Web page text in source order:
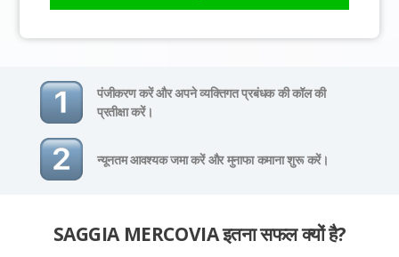
पंजीकरण करें और अपने व्यक्तिगत प्रबंधक की कॉल की
प्रतीक्षा करें।
न्यूनतम आवश्यक जमा करें और मुनाफा कमाना शुरू करें।
SAGGIA MERCOVIA इतना सफल क्यों है?